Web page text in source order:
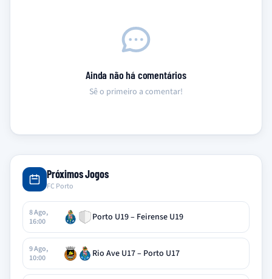
Ainda não há comentários
Sê o primeiro a comentar!
Próximos Jogos
FC Porto
8 Ago,
16:00
Porto U19 – Feirense U19
9 Ago,
10:00
Rio Ave U17 – Porto U17